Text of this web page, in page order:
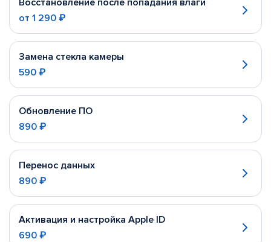
Восстановление после попадания влаги
от 1 290 ₽
Замена стекла камеры
590 ₽
Обновление ПО
890 ₽
Перенос данных
890 ₽
Активация и настройка Apple ID
690 ₽